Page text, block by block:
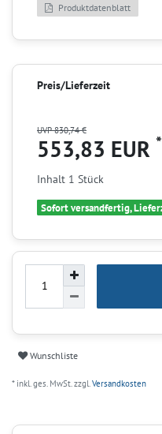
Produktdatenblatt
Preis/Lieferzeit
UVP 830,74 €
553,83 EUR *
Inhalt 1 Stück
Sofort versandfertig,
Wunschliste
* inkl. ges. MwSt. zzgl.Versandkosten